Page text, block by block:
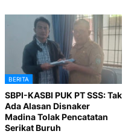
BERITA
SBPI-KASBI PUK PT SSS: Tak
Ada Alasan Disnaker
Madina Tolak Pencatatan
Serikat Buruh